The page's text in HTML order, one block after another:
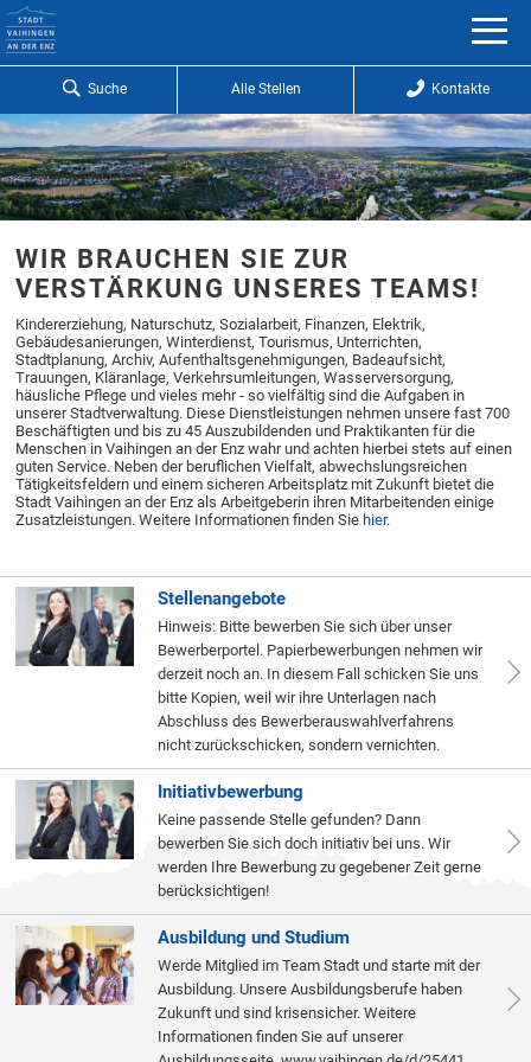
Suche Alle Stellen Kontakte
WIR BRAUCHEN SIE ZUR
VERSTÄRKUNG UNSERES TEAMS!
Kindererziehung, Naturschutz, Sozialarbeit, Finanzen, Elektrik,
Gebäudesanierungen, Winterdienst, Tourismus, Unterrichten,
Stadtplanung, Archiv, Aufenthaltsgenehmigungen, Badeaufsicht,
Trauungen, Kläranlage, Verkehrsumleitungen, Wasserversorgung,
häusliche Pflege und vieles mehr - so vielfältig sind die Aufgaben in
unserer Stadtverwaltung. Diese Dienstleistungen nehmen unsere fast 700
Beschäftigten und bis zu 45 Auszubildenden und Praktikanten für die
Menschen in Vaihingen an der Enz wahr und achten hierbei stets auf einen
guten Service. Neben der beruflichen Vielfalt, abwechslungsreichen
Tätigkeitsfeldern und einem sicheren Arbeitsplatz mit Zukunft bietet die
Stadt Vaihingen an der Enz als Arbeitgeberin ihren Mitarbeitenden einige
Zusatzleistungen. Weitere Informationen finden Siehier.
Stellenangebote
Hinweis: Bitte bewerben Sie sich über unser
Bewerberportel. Papierbewerbungen nehmen wir
derzeit noch an. In diesem Fall schicken Sie uns
bitte Kopien, weil wir ihre Unterlagen nach
Abschluss des Bewerberauswahlverfahrens
nicht zurückschicken, sondern vernichten.
Initiativbewerbung
Keine passende Stelle gefunden? Dann
bewerben Sie sich doch initiativ bei uns. Wir
werden Ihre Bewerbung zu gegebener Zeit gerne
berücksichtigen!
Ausbildung und Studium
Werde Mitglied im Team Stadt und starte mit der
Ausbildung. Unsere Ausbildungsberufe haben
Zukunft und sind krisensicher. Weitere
Informationen finden Sie auf unserer